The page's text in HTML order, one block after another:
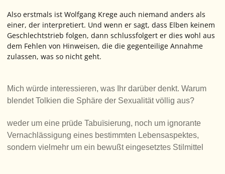
Also erstmals ist Wolfgang Krege auch niemand anders als
einer, der interpretiert. Und wenn er sagt, dass Elben keinem
Geschlechtstrieb folgen, dann schlussfolgert er dies wohl aus
dem Fehlen von Hinweisen, die die gegenteilige Annahme
zulassen, was so nicht geht.
Mich würde interessieren, was Ihr darüber denkt. Warum
blendet Tolkien die Sphäre der Sexualität völlig aus?
weder um eine prüde Tabuïsierung, noch um ignorante
Vernachlässigung eines bestimmten Lebensaspektes,
sondern vielmehr um ein bewußt eingesetztes Stilmittel